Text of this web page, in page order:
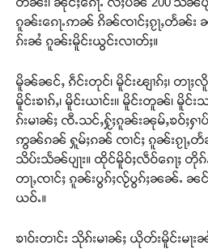
Support
တ်ႇ တူဝ်ႈလုမ်ႈၾႃႉၼၼ်ႉ ၶဝ်ႈ
ဝ်ႇၽူႈတွႆႇႁွၵ်ႈ လႆႈယူႇ
Donate
ၵူၼ်းၵေႃႉဢၼ် ၵိၼ်ၸၢင်ႈၵႂႃႇတႅၼ်း
ၵ်းၼႆ ၵူၼ်းမိူင်းယွင်းလၢတ်ႈ။
မိူၼ်ၼင်ႇ ၵဵင်းတုင်၊ မိူင်းၽျၢၵ်ႈ၊ တႃႈလိူ
မိူင်းၶၢၵ်ႇ၊ မိူင်းယၢင်း၊၊ မိူင်းတူၼ်၊ မိူ
ၵ်းမၢၼ်ႈ ၸီႉသင်ႇႁႂ်ႈၵူၼ်းၼုမ်ႇၶဝ်ႈႁ
ဢွၼ်ၵၼ် ႁူမ်ႈၵၼ် ၸၢင်ႈ ၵူၼ်းၵႂႃႇတႅ
သိပ်းသႅၼ်ပျႃး။ ထိုင်မိူဝ်ႈလဵဝ်ၵေႃႈ တို
တႃႇၸၢင်ႈ ၵူၼ်းပွၵ်ႈလႂ်ပွၵ်ႈၼၼ်ႉ ၼ
ယဝ်ႉ။
ၶၢဝ်းတၢင်း သိုၵ်းမၢၼ်ႈ ယိုတ်းမိူင်းမႃးၼႆ